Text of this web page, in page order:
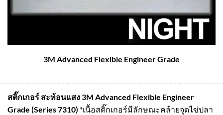
3M Advanced Flexible Engineer Grade
สติ๊กเกอร์ สะท้อนแสง 3M Advanced Flexible Engineer
Grade (Series 7310) *เนื้อสติ๊กเกอร์มีลักษณะคล้ายจุดไข่ปลา